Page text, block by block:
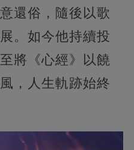
還俗，隨後以歌
。如今他持續投
將《心經》以饒
，人生軌跡始終